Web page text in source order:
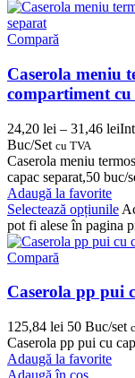
Compară
Caserola meniu
compartiment cu
24,20 lei – 31,46 lei
Buc/Set cu TVA
Caserola meniu
capac separat,50 buc/
Adaugă la favorite
Selectează opțiunile
pot fi alese în pagina
Compară
Caserola pp pui
125,84 lei 50 Buc/set
Caserola pp pui cu
Adaugă la favorite
Adaugă în coș